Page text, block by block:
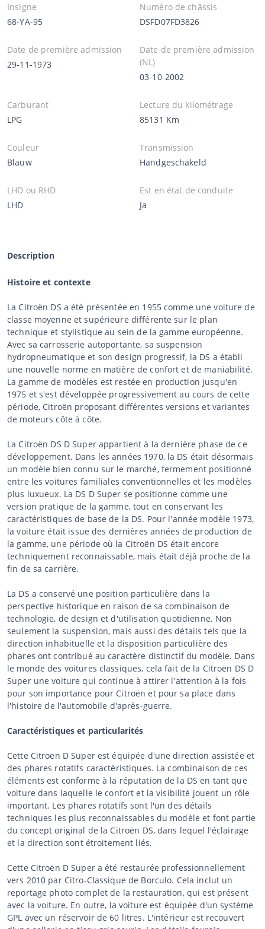
Insigne
68-YA-95
Numéro de châssis
DSFD07FD3826
Date de première admission
29-11-1973
Date de première admission
(NL)
03-10-2002
Carburant
LPG
Lecture du kilométrage
85131 Km
Couleur
Blauw
Transmission
Handgeschakeld
LHD ou RHD
LHD
Est en état de conduite
Ja
Description
Histoire et contexte
La Citroën DS a été présentée en 1955 comme une voiture de
classe moyenne et supérieure différente sur le plan
technique et stylistique au sein de la gamme européenne.
Avec sa carrosserie autoportante, sa suspension
hydropneumatique et son design progressif, la DS a établi
une nouvelle norme en matière de confort et de maniabilité.
La gamme de modèles est restée en production jusqu'en
1975 et s'est développée progressivement au cours de cette
période, Citroën proposant différentes versions et variantes
de moteurs côte à côte.
La Citroën DS D Super appartient à la dernière phase de ce
développement. Dans les années 1970, la DS était désormais
un modèle bien connu sur le marché, fermement positionné
entre les voitures familiales conventionnelles et les modèles
plus luxueux. La DS D Super se positionne comme une
version pratique de la gamme, tout en conservant les
caractéristiques de base de la DS. Pour l'année modèle 1973,
la voiture était issue des dernières années de production de
la gamme, une période où la Citroën DS était encore
techniquement reconnaissable, mais était déjà proche de la
fin de sa carrière.
La DS a conservé une position particulière dans la
perspective historique en raison de sa combinaison de
technologie, de design et d'utilisation quotidienne. Non
seulement la suspension, mais aussi des détails tels que la
direction inhabituelle et la disposition particulière des
phares ont contribué au caractère distinctif du modèle. Dans
le monde des voitures classiques, cela fait de la Citroën DS D
Super une voiture qui continue à attirer l'attention à la fois
pour son importance pour Citroën et pour sa place dans
l'histoire de l'automobile d'après-guerre.
Caractéristiques et particularités
Cette Citroën D Super est équipée d'une direction assistée et
des phares rotatifs caractéristiques. La combinaison de ces
éléments est conforme à la réputation de la DS en tant que
voiture dans laquelle le confort et la visibilité jouent un rôle
important. Les phares rotatifs sont l'un des détails
techniques les plus reconnaissables du modèle et font partie
du concept original de la Citroën DS, dans lequel l'éclairage
et la direction sont étroitement liés.
Cette Citroën D Super a été restaurée professionnellement
vers 2010 par Citro-Classique de Borculo. Cela inclut un
reportage photo complet de la restauration, qui est présent
avec la voiture. En outre, la voiture est équipée d'un système
GPL avec un réservoir de 60 litres. L'intérieur est recouvert